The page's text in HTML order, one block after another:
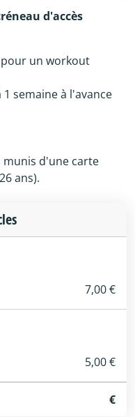
d'accès
un workout
semaine à l'avance
munis d'une carte
ans).
7,00 €
5,00 €
€